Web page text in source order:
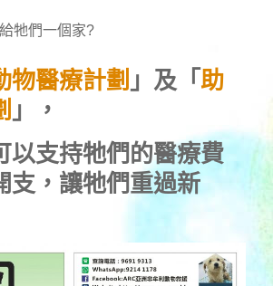
牠們一個家?
物醫療計劃 」及「 助
」，
以支持牠們的醫療費
支，讓牠們重過新